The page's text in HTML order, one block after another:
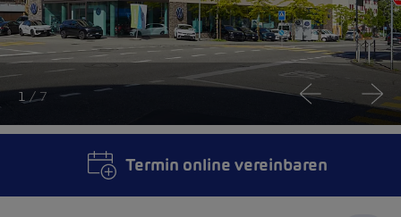
1 / 7
Termin online vereinbaren